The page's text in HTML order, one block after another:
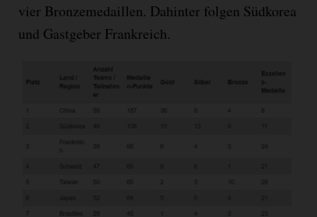
vier Bronzemedaillen. Dahinter folgen Südkorea
und Gastgeber Frankreich.